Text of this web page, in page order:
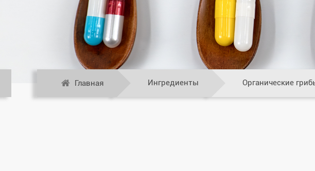
Главная Ингредиенты Органические